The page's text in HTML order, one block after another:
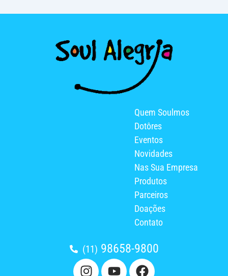
Quem Soulmos
Dotôres
Eventos
Novidades
Nas Sua Empresa
Produtos
Parceiros
Doações
Contato
(11) 98658-9800
I
Y
F